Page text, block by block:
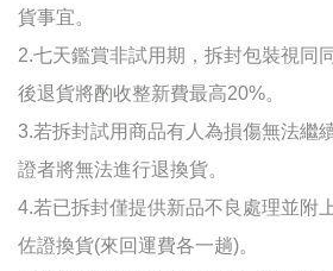
貨事宜。
2.七天鑑賞非試用期 ， 拆封包裝視同
後退貨將酌收整新費最高20%。
3.若拆封試用商品有人為損傷無法繼
證者將無法進行退換貨。
4.若已拆封僅提供新品不良處理並附
佐證換貨(來回運費各一趟)。